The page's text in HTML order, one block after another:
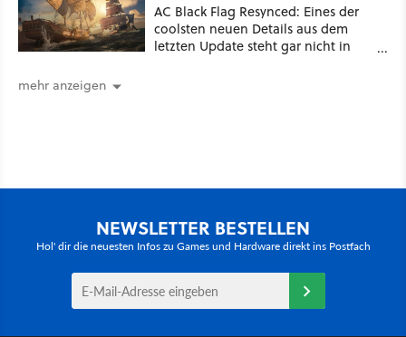
AC Black Flag Resynced: Eines der
coolsten neuen Details aus dem
letzten Update steht gar nicht in
mehr anzeigen
NEWSLETTER BESTELLEN
Hol' dir die neuesten Infos zu Games und Hardware direkt ins Postfach